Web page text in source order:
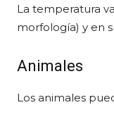
La temperatura
morfología) y en
Animales
Los animales